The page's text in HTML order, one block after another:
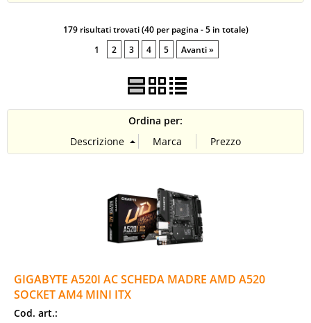
179 risultati trovati (40 per pagina - 5 in totale)
1
2 3 4 5 Avanti »
Ordina per:
GIGABYTE A520I AC SCHEDA MADRE AMD A520
SOCKET AM4 MINI ITX
Cod. art.: